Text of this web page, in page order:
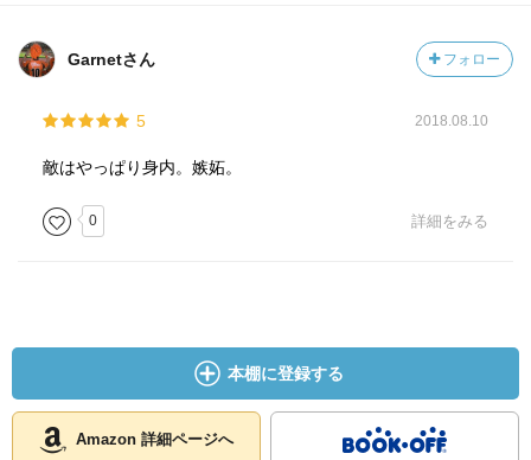
Garnetさん フォロー
5 2018.08.10
敵はやっぱり身内。嫉妬。
0 詳細をみる
本棚に登録する
Amazon 詳細ページへ